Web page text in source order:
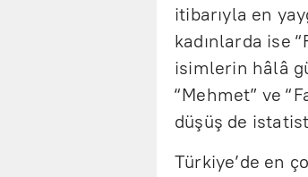
itibarıyla en
kadınlarda ise
isimlerin hâlâ
“Mehmet” ve
düşüş de
Türkiye’de en